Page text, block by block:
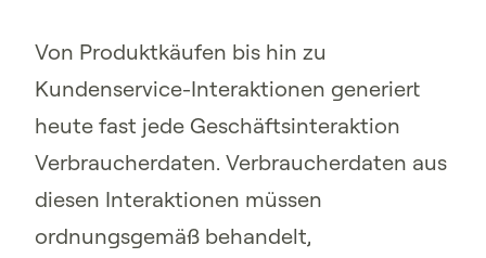
Von Produktkäufen bis hin zu
Kundenservice-Interaktionen generiert
heute fast jede Geschäftsinteraktion
Verbraucherdaten. Verbraucherdaten aus
diesen Interaktionen müssen
ordnungsgemäß behandelt,